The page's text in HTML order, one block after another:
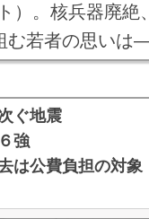
）。核兵器廃
む若者の思いは―
ぐ地震
強
は公費負担の対